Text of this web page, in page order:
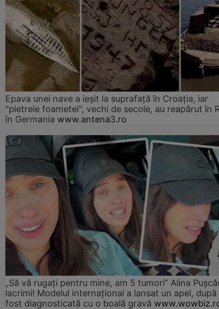
Epava unei nave a ieșit la suprafață în Croația, iar
"pietrele foametei", vechi de secole, au reapărut în
în Germania www.antena3.ro
„Să vă rugați pentru mine, am 5 tumori” Alina
lacrimi! Modelul internațional a lansat un apel, după
fost diagnosticată cu o boală gravă